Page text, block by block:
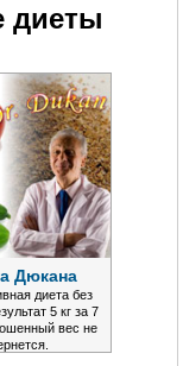
диеты
Дюкана
диета без
5 кг за 7
вес не